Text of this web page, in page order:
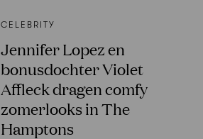
CELEBRITY
Jennifer Lopez en
bonusdochter Violet
Affleck dragen comfy
zomerlooks in The
Hamptons